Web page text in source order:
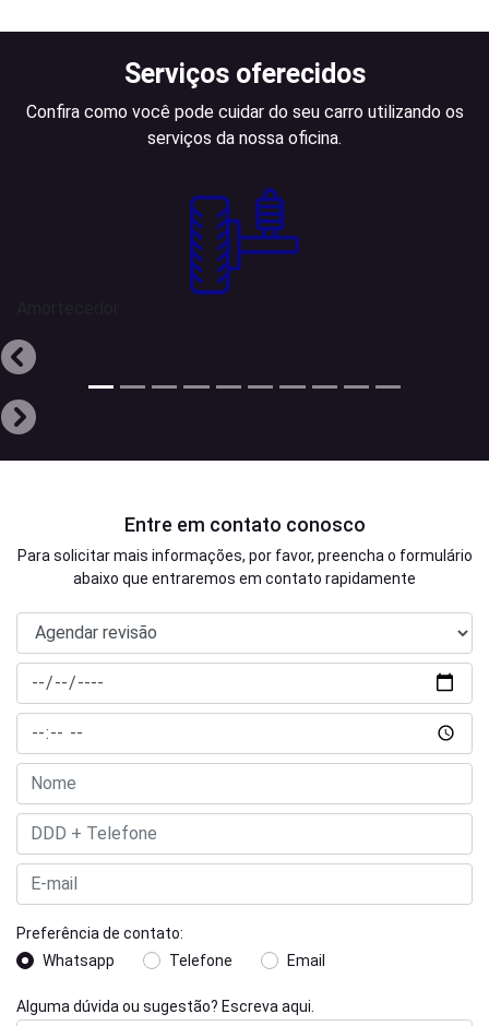
Serviços oferecidos
Confira como você pode cuidar do seu carro utilizando os
serviços da nossa oficina.
templates.template-
templates.template-
Entre em contato conosco
Para solicitar mais informações, por favor, preencha o formulário
abaixo que entraremos em contato rapidamente
Preferência de contato:
Whatsapp
Telefone Email
Alguma dúvida ou sugestão? Escreva aqui.